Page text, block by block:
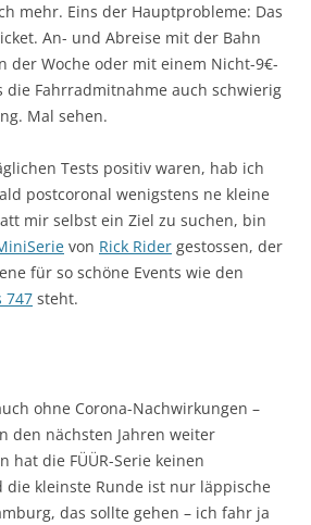
mehr. Eins der Hauptprobleme: Das
An- und Abreise mit der Bahn
der Woche oder mit einem Nicht-9€-
die Fahrradmitnahme auch schwierig
Mal sehen.
Tests positiv waren, hab ich
postcoronal wenigstens ne kleine
mir selbst ein Ziel zu suchen, bin
von Rick Rider gestossen, der
für so schöne Events wie den
747 steht.
ohne Corona-Nachwirkungen –
den nächsten Jahren weiter
hat die FÜÜR-Serie keinen
die kleinste Runde ist nur läppische
das sollte gehen – ich fahr ja